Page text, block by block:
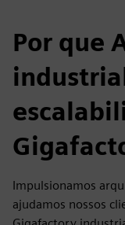
Por que
Impulsionamos
ajudamos nossos